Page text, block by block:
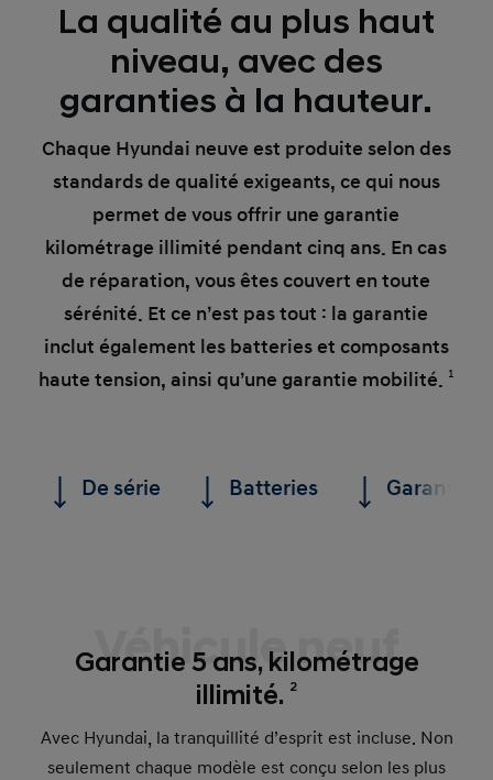
La qualité au plus haut
niveau, avec des
garanties à la hauteur.
Chaque Hyundai neuve est produite selon des
standards de qualité exigeants, ce qui nous
permet de vous offrir une garantie
kilométrage illimité pendant cinq ans. En cas
de réparation, vous êtes couvert en toute
sérénité. Et ce n’est pas tout : la garantie
inclut également les batteries et composants
haute tension, ainsi qu’une garantie mobilité. 1
De série Batteries Garanties
Véhicule neuf
Garantie 5 ans, kilométrage
illimité. 2
Avec Hyundai, la tranquillité d’esprit est incluse. Non
seulement chaque modèle est conçu selon les plus